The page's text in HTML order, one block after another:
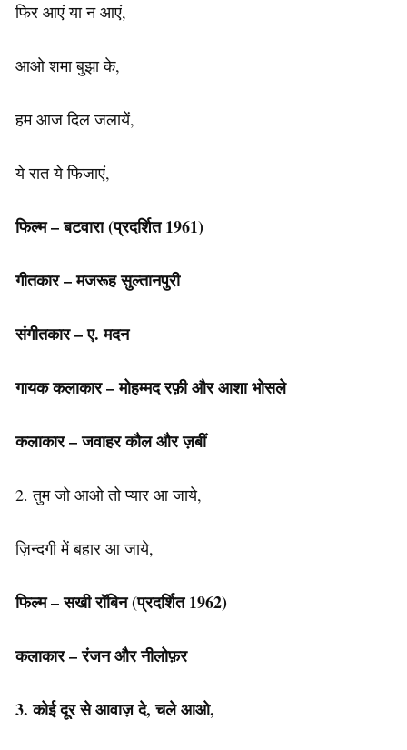
फिर आएं या न आएं,
आओ शमा बुझा के,
हम आज दिल जलायें,
ये रात ये फिजाएं,
फिल्म – बटवारा(प्रदर्शित 1961)
गीतकार – मजरूह सुल्तानपुरी
संगीतकार – ए. मदन
गायक कलाकार – मोहम्मद रफ़ी और आशा भोसले
कलाकार – जवाहर कौल और ज़बीं
2. तुम जो आओ तो प्यार आ जाये,
ज़िन्दगी में बहार आ जाये,
फिल्म – सखी रॉबिन(प्रदर्शित1962)
कलाकार – रंजन और नीलोफ़र
3. कोई दूर से आवाज़ दे, चले आओ,